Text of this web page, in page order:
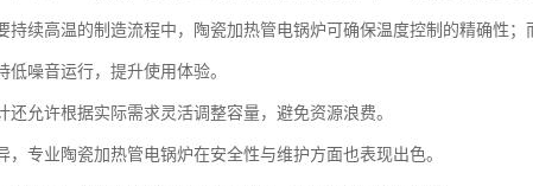
持续高温的制造流程中，陶瓷加热管电锅炉可确保温度控制的精确性
低噪音运行，提升使用体验。
还允许根据实际需求灵活调整容量，避免资源浪费。
，专业陶瓷加热管电锅炉在安全性与维护方面也表现出色。